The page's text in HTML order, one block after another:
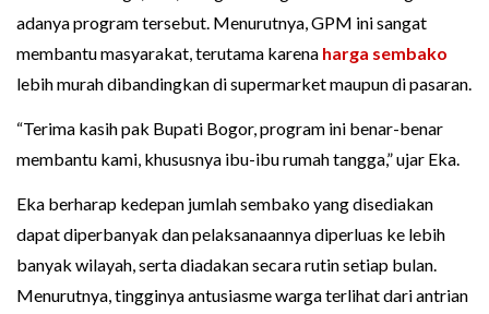
adanya program tersebut. Menurutnya, GPM ini sangat
membantu masyarakat, terutama karena harga sembako
lebih murah dibandingkan di supermarket maupun di pasaran.
“Terima kasih pak Bupati Bogor, program ini benar-benar
membantu kami, khususnya ibu-ibu rumah tangga,” ujar Eka.
Eka berharap kedepan jumlah sembako yang disediakan
dapat diperbanyak dan pelaksanaannya diperluas ke lebih
banyak wilayah, serta diadakan secara rutin setiap bulan.
Menurutnya, tingginya antusiasme warga terlihat dari antrian